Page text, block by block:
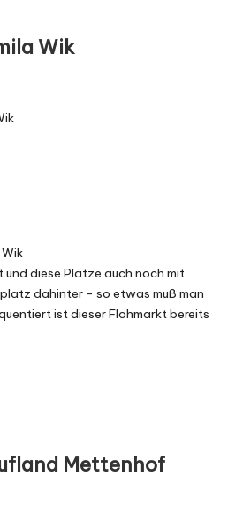
Wik
Wik
diese Plätze auch noch mit
dahinter - so etwas muß man
ist dieser Flohmarkt bereits
Mettenhof